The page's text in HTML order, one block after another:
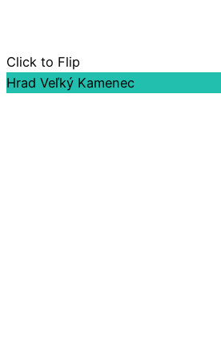
Click to Flip
Hrad Veľký Kamenec